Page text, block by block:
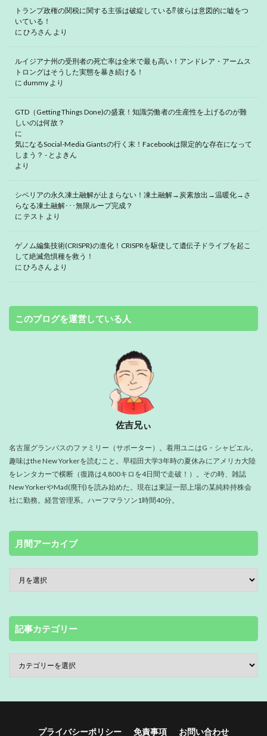
トランプ政権の関税に関する主張は破綻している⁉ 彼らは意図的に嘘をつ
いている！
に ひろさん より
ルイジアナ州の受刑者の死亡率は全米で最も高い！アンドレア・アームス
トロングはそうした実態を暴き続ける！
に dummy より
GTD（Getting Things Done)の盛衰！知識労働者の生産性を上げるのが難
しいのは何故？
に
気になるSocial-Media Giantsの行く末！Facebookは限定的な存在になって
しまう？ - とよきん
より
シベリアの永久凍土融解が止まらない！凍土融解→炭素放出→温暖化→さ
らなる凍土融解･･･無限ループ完成？
に テスト より
ゲノム編集技術(CRISPR)の進化！CRISPRを駆使して遺伝子ドライブを起こ
して絶滅危惧種を救う！
に ひろさん より
このブログを運営している人
佐吉兄ぃ
名古屋グランパスのファミリー（サポーター）。着用ユニはG・シャビエル。
趣味はthe New Yorkerを読むこと。早稲田大学3年時の夏休みにアメリカ大陸
をレンタカーで横断（復路は4,800キロを4日間で走破！）。その時、雑誌
New YorkerやMad(廃刊)を読み始めた。現在は東証一部上場の某純粋持株会
社に勤務。経営管理系。ハーフマラソン1時間40分。
月間アーカイブ
記事カテゴリー
プライバシーポリシー 免責事項 お問い合わせ